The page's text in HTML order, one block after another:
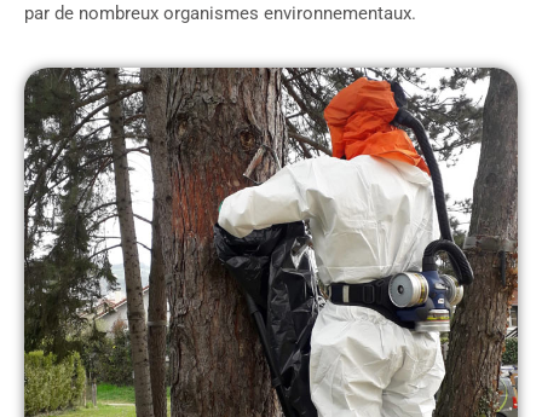
par de nombreux organismes environnementaux.